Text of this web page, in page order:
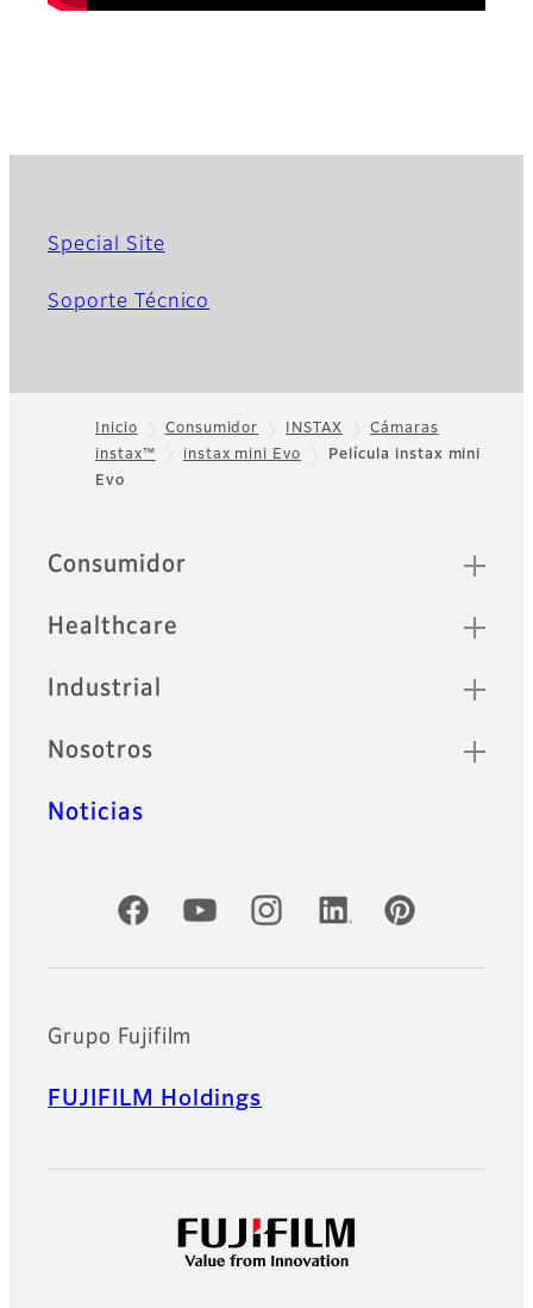
Special Site
Soporte Técnico
Footer
Inicio Consumidor INSTAX
Cámaras
instax™
instax mini Evo
Película instax mini
Evo
Sitemap
Consumidor
Healthcare
Industrial
Nosotros
Noticias
Cuentas oficiales de redes sociales
Grupo Fujifilm
FUJIFILM Holdings